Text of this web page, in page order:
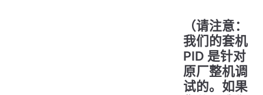
（请注意：
我们的套机
PID 是针对
原厂整机调
试的。如果